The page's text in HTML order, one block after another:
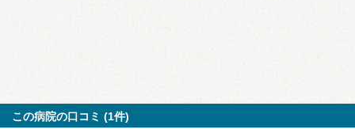
この病院の口コミ (1件)